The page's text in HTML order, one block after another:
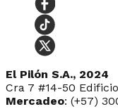
El Pilón S.A., 2024
Cra 7 #14-50
Mercadeo: (+57)